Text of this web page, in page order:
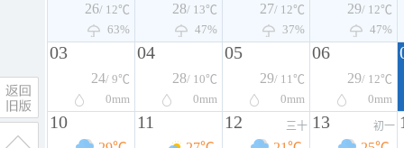
26/ 12℃
63%
28/ 13℃
47%
27/ 12℃
37%
29/ 12℃
47%
03
24/ 9℃
0mm
04
28/ 10℃
0mm
05
29/ 11℃
0mm
06
29/ 12℃
0mm
10 11 12 三十 13 初一